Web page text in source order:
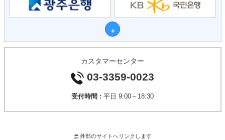
カスタマーセンター
03-3359-0023
受付時間 : 平日 9:00～18:30
外部のサイトへリンクします